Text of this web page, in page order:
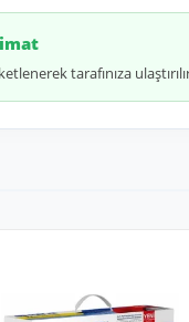
tarafınıza